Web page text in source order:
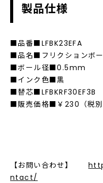
製品仕様
■品番■LFBK23EFA
■品名■フリクションボ
■ボール径■0.5mm
■インク色■黒
■替芯■LFBKRF30EF3B
■販売価格■￥230（税別
【お問い合わせ】
ntact/